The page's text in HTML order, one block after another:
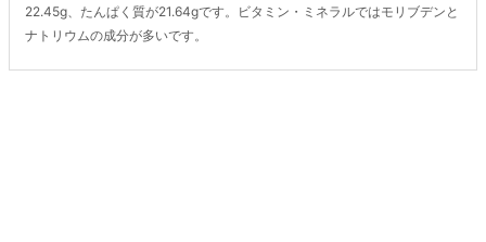
22.45g、たんぱく質が21.64gです。ビタミン・ミネラルではモリブデンと
ナトリウムの成分が多いです。